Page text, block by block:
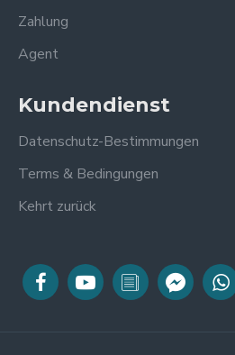
Zahlung
Agent
Kundendienst
Datenschutz-Bestimmungen
Terms & Bedingungen
Kehrt zurück